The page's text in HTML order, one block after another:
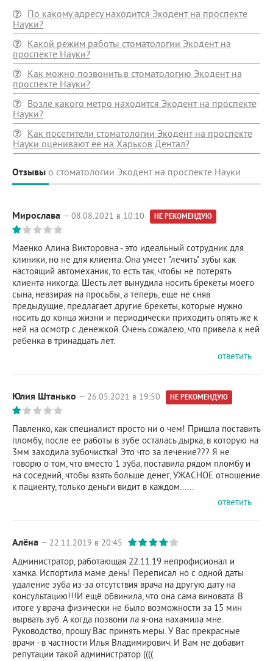
По какому адресу находится Экодент на проспекте
Науки?
Какой режим работы стоматологии Экодент на
проспекте Науки?
Как можно позвонить в стоматологию Экодент на
проспекте Науки?
Возле какого метро находится Экодент на проспекте
Науки?
Как посетители стоматологии Экодент на проспекте
Науки оценивают ее на Харьков Дентал?
Отзывы о стоматологии Экодент на проспекте Науки
Мирослава — 08.08.2021 в 10:10 НЕ РЕКОМЕНДУЮ
Маенко Алина Викторовна - это идеальный сотрудник для
клиники, но не для клиента. Она умеет "лечить" зубы как
настоящий автомеханик, то есть так, чтобы не потерять
клиента никогда. Шесть лет вынудила носить брекеты моего
сына, невзирая на просьбы, а теперь, еще не сняв
предыдущие, предлагает другие брекеты, которые нужно
носить до конца жизни и периодически приходить опять же к
ней на осмотр с денежкой. Очень сожалею, что привела к ней
ребенка в тринадцать лет.
ответить
Юлия Штанько — 26.05.2021 в 19:50 НЕ РЕКОМЕНДУЮ
Павленко, как специалист просто ни о чем! Пришла поставить
пломбу, после ее работы в зубе осталась дырка, в которую на
3мм заходила зубочистка! Это что за лечение??? Я не
говорю о том, что вместо 1 зуба, поставила рядом пломбу и
на соседний, чтобы взять больше денег, УЖАСНОЕ отношение
к пациенту, только деньги видит в каждом......
ответить
Алёна — 22.11.2019 в 20:45
Администратор, работающая 22.11.19 непрофисионал и
хамка. Испортила маме день! Переписал но с одной даты
удаление зуба из-за отсутствия врача на другую дату на
консультацию!!!И ещё обвинила, что она сама виновата. В
итоге у врача физически не было возможности за 15 мин
вырвать зуб. А когда позвони ла я-она нахамила мне.
Руководство, прошу Вас принять меры. У Вас прекрасные
врачи - в частности Илья Владимирович. И Вам не добавит
репутации такой администратор ((((